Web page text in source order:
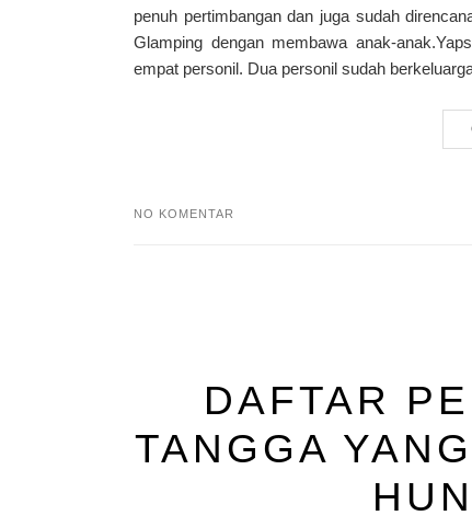
penuh pertimbangan dan juga sudah
Glamping dengan membawa anak-
empat personil. Dua personil sudah
NO KOMENTAR
DAFTAR
TANGGA